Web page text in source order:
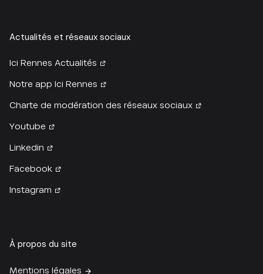
Actualités et réseaux sociaux
Ici Rennes Actualités
Notre app Ici Rennes
Charte de modération des réseaux sociaux
Youtube
Linkedin
Facebook
Instagram
À propos du site
Mentions légales